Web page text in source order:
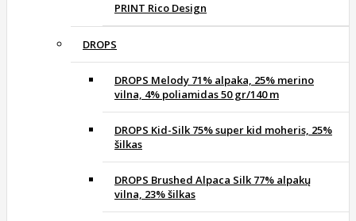
PRINT Rico Design
DROPS
DROPS Melody 71% alpaka, 25% merino
vilna, 4% poliamidas 50 gr/140 m
DROPS Kid-Silk 75% super kid moheris, 25%
šilkas
DROPS Brushed Alpaca Silk 77% alpakų
vilna, 23% šilkas